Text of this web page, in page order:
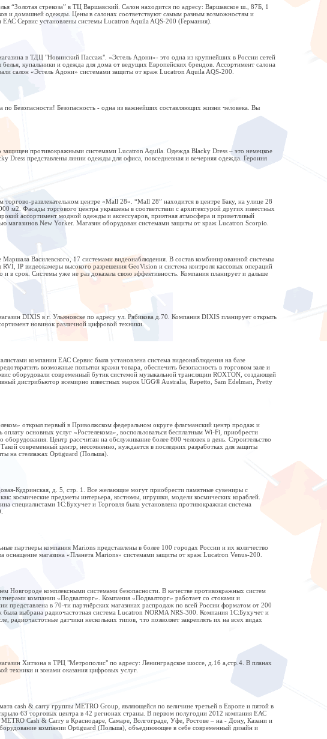
“Золотая стрекоза” в ТЦ Варшавский. Салон находится по адресу: Варшавское ш., 87Б, 1
и домашней одежды. Цены в салонах соответствуют самым разным возможностям и
Сервис установлены системы Lucatron Aquila AQS-200 (Германия).
в ТДЦ "Новинский Пассаж". «Эстель Адони»- это одна из крупнейших в России сетей
купальники и одежда для дома от ведущих Европейских брендов. Ассортимент салона
салон «Эстель Адони» системами защиты от краж Lucatron Aquila AQS-200.
Безопасности! Безопасность - одна из важнейших составляющих жизни человека. Вы
противокражными системами Lucatron Aquila. Одежда Blacky Dress – это немецкое
Dress представлены линии одежды для офиса, повседневная и вечерняя одежда. Героиня
развлекательном центре «Маll 28». “Mall 28” находится в центре Баку, на улице 28
м2. Фасады торгового центра украшены в соответствии с архитектурой других известных
ассортимент модной одежды и аксессуаров, приятная атмосфера и приветливый
New Yorker. Магазин оборудован системами защиты от краж Lucatron Scorpio.
Василевского, 17 системами видеонаблюдения. В состав комбинированной системы
IP видеокамеры высокого разрешения GeoVision и система контроля кассовых операций
в срок. Системы уже не раз доказала свою эффективность. Компания планирует и дальше
DIXIS в г. Ульяновске по адресу ул. Рябикова д.70. Компания DIXIS планирует открыть
новинок различной цифровой техники.
компании ЕАС Сервис была установлена система видеонаблюдения на базе
возможные попытки кражи товара, обеспечить безопасность в торговом зале и
оборудовали современный бутик системой музыкальной трансляции ROXTON, создающей
дистрибьютор всемирно известных марок UGG® Australia, Repetto, Sam Edelman, Pretty
открыл первый в Приволжском федеральном округе флагманский центр продаж и
основных услуг «Ростелекома», воспользоваться бесплатным Wi-Fi, приобрести
Центр рассчитан на обслуживание более 800 человек в день. Строительство
современный центр, несомненно, нуждается в последних разработках для защиты
на стеллажах Optiguard (Польша).
Кудринская, д. 5, стр. 1. Все желающие могут приобрести памятные сувениры с
космические предметы интерьера, костюмы, игрушки, модели космических кораблей.
специалистами 1С:Бухучет и Торговля была установлена противокражная система
партнеры компания Marions представлены в более 100 городах России и их количество
магазина «Планета Marions» системами защиты от краж Lucatron Venus-200.
комплексными системами безопасности. В качестве противокражных систем
компании «Подвалторг». Компания «Подвалторг» работает со стоками и
в 70-ти партнёрских магазинах распродаж по всей России форматом от 200
выбрана радиочастотная система Lucatron NORMA NRS-300. Компания 1С:Бухучет и
датчики нескольких типов, что позволяет закреплять их на всех видах
Хитзона в ТРЦ "Метрополис" по адресу: Ленинградское шоссе, д.16 а,стр.4. В планах
техники и зонами оказания цифровых услуг.
cash & carry группы МЕТRО Group, являющейся по величине третьей в Европе и пятой в
63 торговых центра в 42 регионах страны. В первом полугодии 2012 компания ЕАС
Cash & Carry в Краснодаре, Самаре, Волгограде, Уфе, Ростове – на - Дону, Казани и
компании Optiguard (Польша), объединяющее в себе современный дизайн и